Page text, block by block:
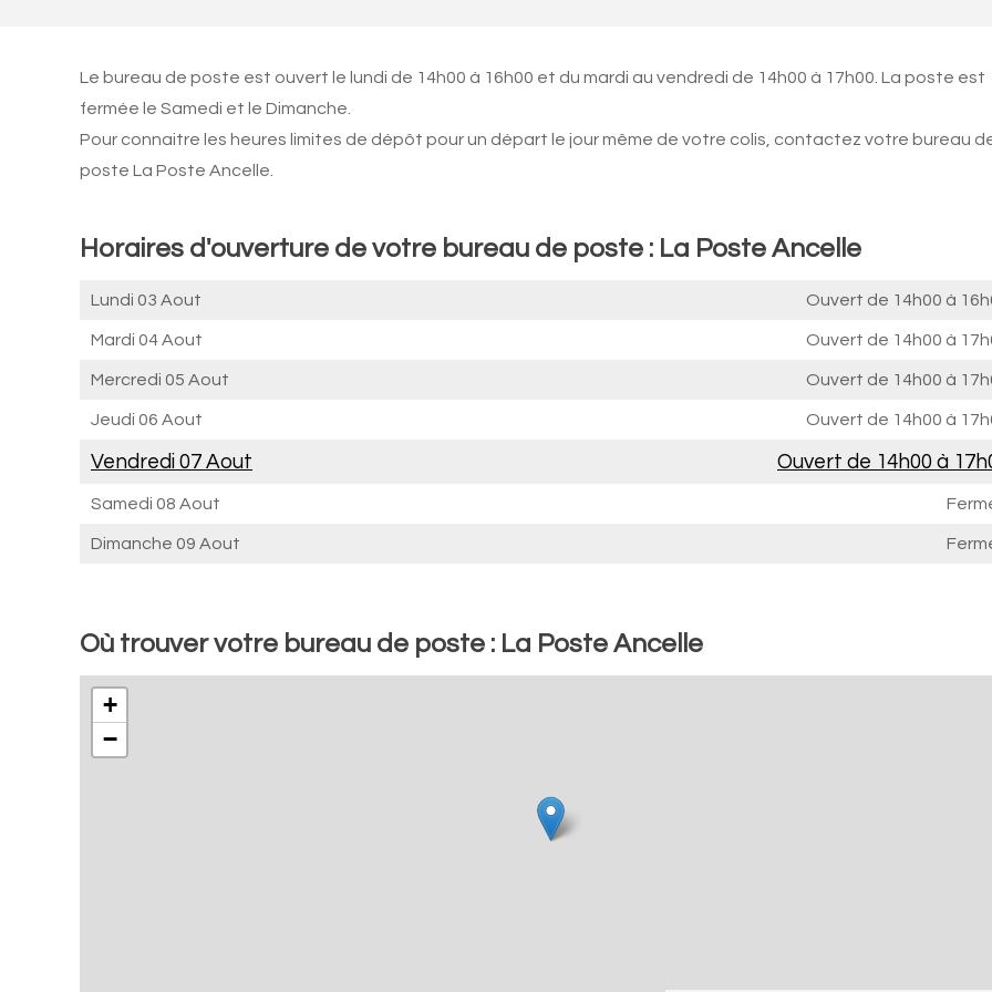
Le bureau de poste est ouvert le lundi de 14h00 à 16h00 et du mardi au vendredi de 14h00 à 17h00. La poste est
fermée le Samedi et le Dimanche.
Pour connaitre les heures limites de dépôt pour un départ le jour même de votre colis, contactez votre bureau
poste La Poste Ancelle.
Horaires d'ouverture de votre bureau de poste : La Poste Ancelle
Lundi 03 Aout Ouvert de 14h00 à
Mardi 04 Aout Ouvert de 14h00 à
Mercredi 05 Aout Ouvert de 14h00 à
Jeudi 06 Aout Ouvert de 14h00 à
Vendredi 07 Aout Ouvert de 14h00 à
Samedi 08 Aout
Dimanche 09 Aout
Où trouver votre bureau de poste : La Poste Ancelle
+
−